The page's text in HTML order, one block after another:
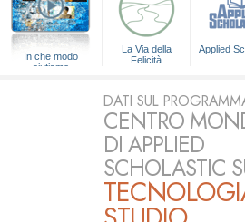
In che modo
aiutiamo
La Via della
Felicità
Applied
DATI SUL
CENTRO
DI APPLIED
SCHOLASTIC